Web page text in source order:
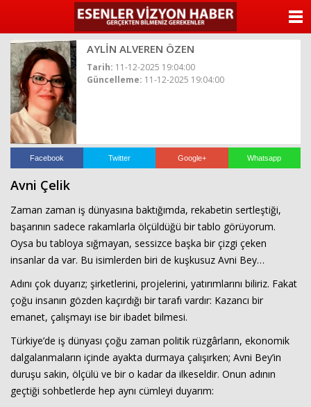
AYLİN ALVEREN ÖZEN
Tarih: 11-12-2025 19:04:00
Güncelleme: 11-12-2025 19:04:00
Facebook Twitter Google+ Whatsapp
Avni Çelik
Zaman zaman iş dünyasına baktığımda, rekabetin sertleştiği,
başarının sadece rakamlarla ölçüldüğü bir tablo görüyorum.
Oysa bu tabloya sığmayan, sessizce başka bir çizgi çeken
insanlar da var. Bu isimlerden biri de kuşkusuz Avni Bey…
Adını çok duyarız; şirketlerini, projelerini, yatırımlarını biliriz. Fakat
çoğu insanın gözden kaçırdığı bir tarafı vardır: Kazancı bir
emanet, çalışmayı ise bir ibadet bilmesi.
Türkiye’de iş dünyası çoğu zaman politik rüzgârların, ekonomik
dalgalanmaların içinde ayakta durmaya çalışırken; Avni Bey’in
duruşu sakin, ölçülü ve bir o kadar da ilkeseldir. Onun adının
geçtiği sohbetlerde hep aynı cümleyi duyarım:
ANASAYFA
YAZARLAR